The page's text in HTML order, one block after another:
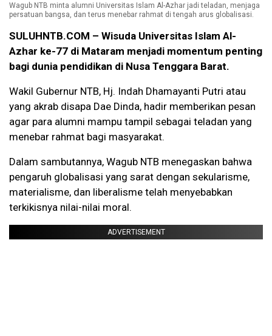
Wagub NTB minta alumni Universitas Islam Al-Azhar jadi teladan, menjaga
persatuan bangsa, dan terus menebar rahmat di tengah arus globalisasi.
SULUHNTB.COM – Wisuda Universitas Islam Al-
Azhar ke-77 di Mataram menjadi momentum penting
bagi dunia pendidikan di Nusa Tenggara Barat.
Wakil Gubernur NTB, Hj. Indah Dhamayanti Putri atau
yang akrab disapa Dae Dinda, hadir memberikan pesan
agar para alumni mampu tampil sebagai teladan yang
menebar rahmat bagi masyarakat.
Dalam sambutannya, Wagub NTB menegaskan bahwa
pengaruh globalisasi yang sarat dengan sekularisme,
materialisme, dan liberalisme telah menyebabkan
terkikisnya nilai-nilai moral.
ADVERTISEMENT